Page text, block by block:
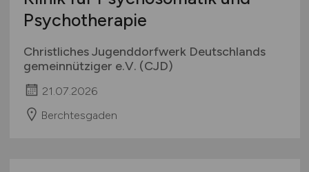
Psychotherapie
Christliches Jugenddorfwerk Deutschlands
gemeinnütziger e.V. (CJD)
21.07.2026
Berchtesgaden